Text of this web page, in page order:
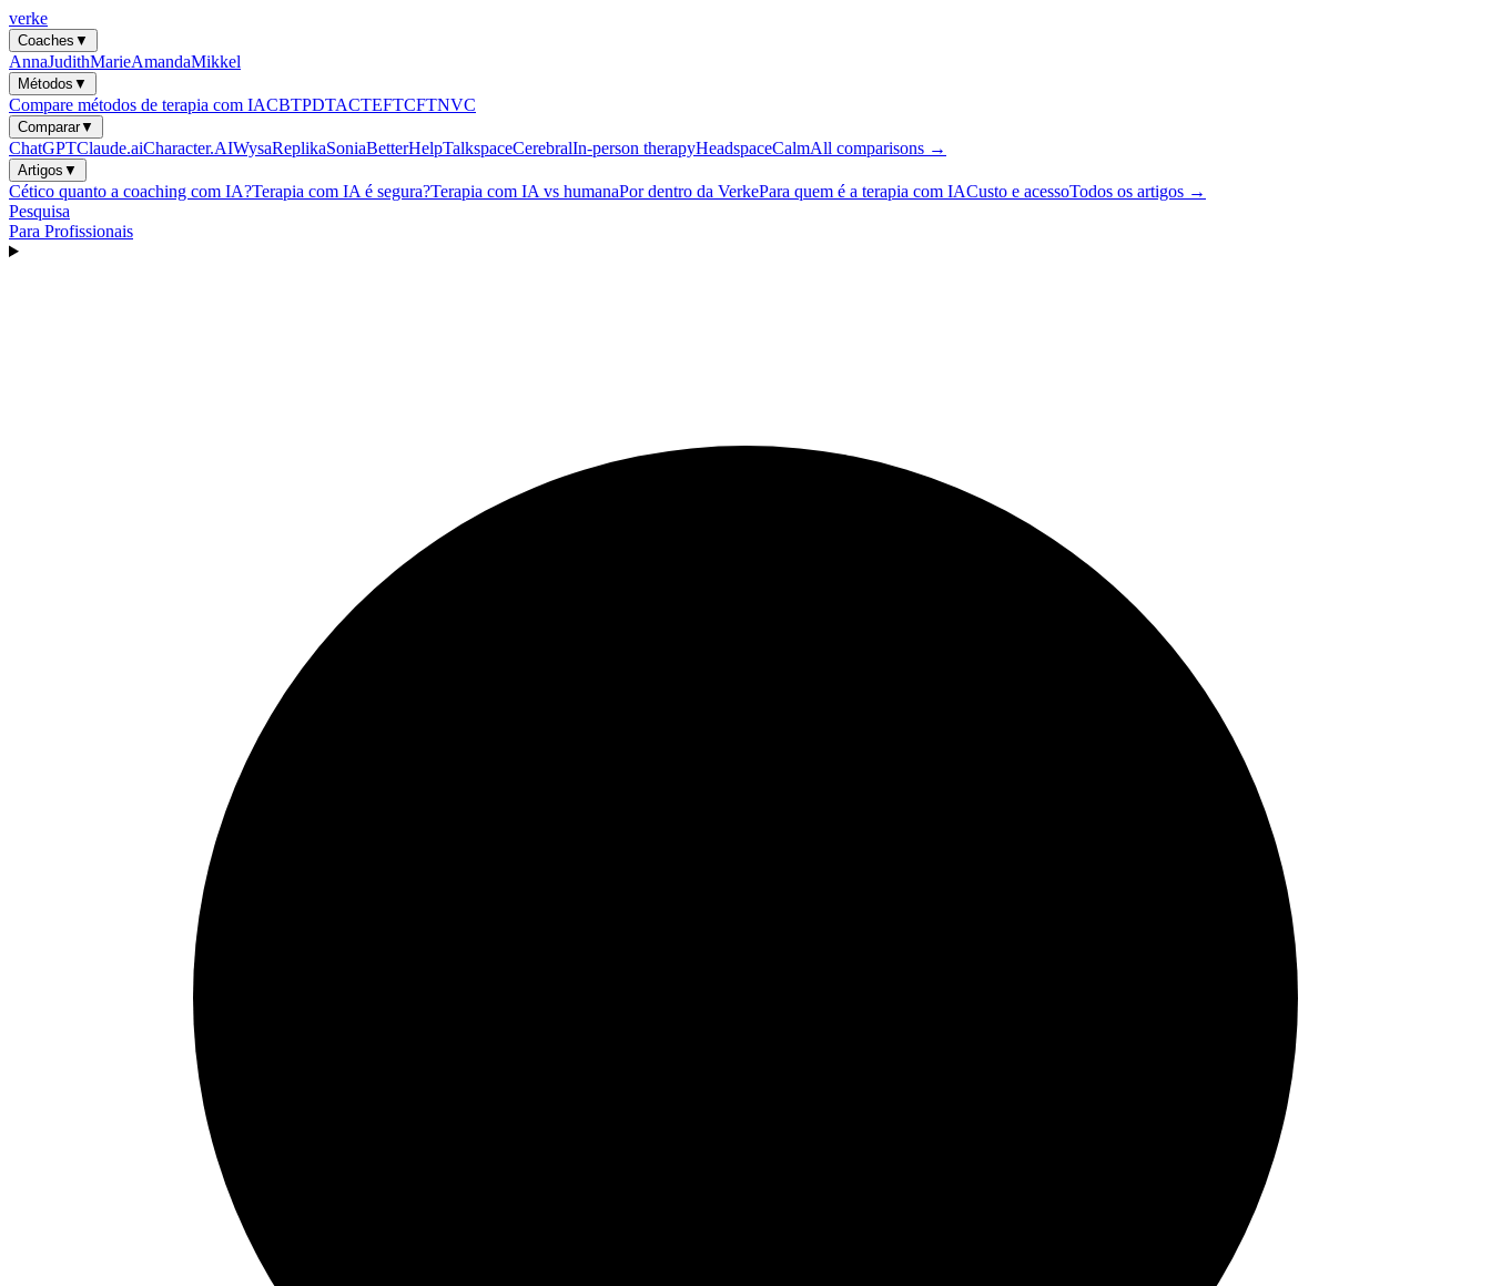
verke
Coaches ▼
AnnaJudithMarieAmandaMikkel
Métodos ▼
Compare métodos de terapia com IACBTPDTACTEFTCFTNVC
Comparar▼
ChatGPTClaude.aiCharacter.AIWysaReplikaSoniaBetterHelpTalkspaceCerebralIn-person therapyHeadspaceCalmAll comparisons →
Artigos ▼
Cético quanto a coaching com IA?Terapia com IA é segura?Terapia com IA vs humanaPor dentro da VerkePara quem é a terapia com IACusto e acessoTodos os artigos →
Pesquisa
Para Profissionais